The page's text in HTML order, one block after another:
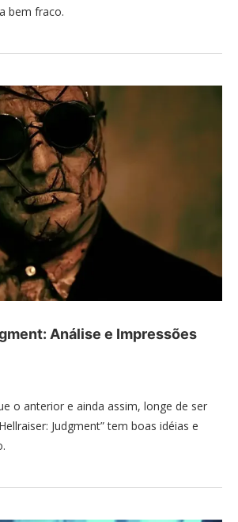
bem fraco.
Análise e Impressões
o anterior e ainda assim, longe de ser
Judgment” tem boas idéias e